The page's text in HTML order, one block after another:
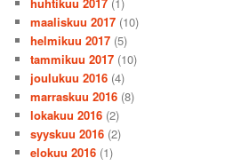
maaliskuu 2017 (10)
helmikuu 2017 (5)
tammikuu 2017 (10)
joulukuu 2016 (4)
marraskuu 2016 (8)
lokakuu 2016 (2)
syyskuu 2016 (2)
elokuu 2016 (1)